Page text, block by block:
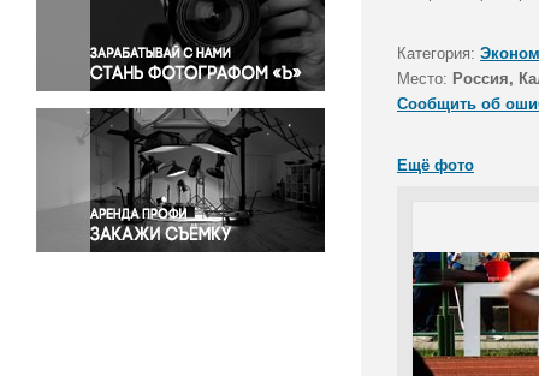
Правосудие
Происшествия и конфликты
Религия
Светская жизнь
Спорт
Экология
Экономика и бизнес
Категория:
Место: Россия,
Сообщить об
Ещё фото